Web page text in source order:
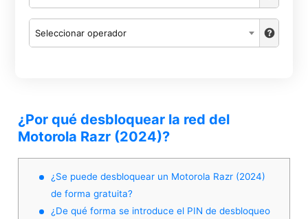
Seleccionar operador
¿Por qué desbloquear la red del
Motorola Razr (2024)?
¿Se puede desbloquear un Motorola Razr (2024)
de forma gratuita?
¿De qué forma se introduce el PIN de desbloqueo